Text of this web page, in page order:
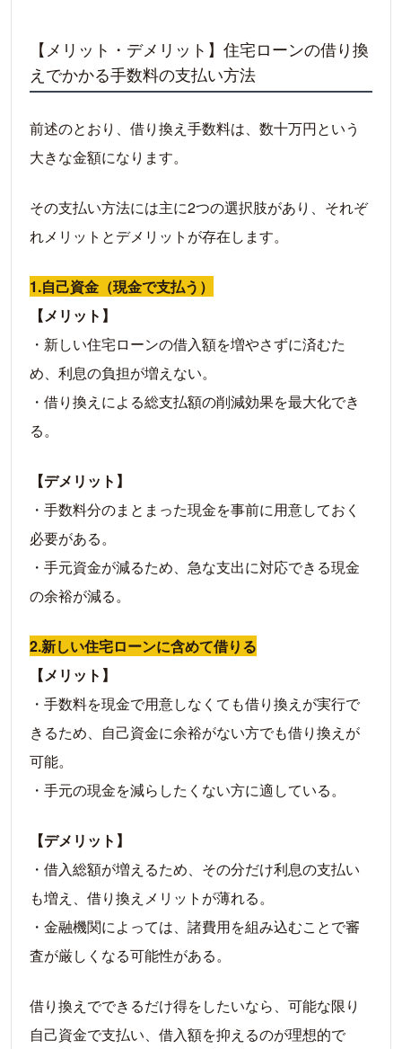
【メリット・デメリット】住宅ローンの借り換
えでかかる手数料の支払い方法
前述のとおり、借り換え手数料は、数十万円という
大きな金額になります。
その支払い方法には主に2つの選択肢があり、それぞ
れメリットとデメリットが存在します。
1.自己資金（現金で支払う）
【メリット】
・新しい住宅ローンの借入額を増やさずに済むた
め、利息の負担が増えない。
・借り換えによる総支払額の削減効果を最大化でき
る。
【デメリット】
・手数料分のまとまった現金を事前に用意しておく
必要がある。
・手元資金が減るため、急な支出に対応できる現金
の余裕が減る。
2.新しい住宅ローンに含めて借りる
【メリット】
・手数料を現金で用意しなくても借り換えが実行で
きるため、自己資金に余裕がない方でも借り換えが
可能。
・手元の現金を減らしたくない方に適している。
【デメリット】
・借入総額が増えるため、その分だけ利息の支払い
も増え、借り換えメリットが薄れる。
・金融機関によっては、諸費用を組み込むことで審
査が厳しくなる可能性がある。
借り換えでできるだけ得をしたいなら、可能な限り
自己資金で支払い、借入額を抑えるのが理想的で